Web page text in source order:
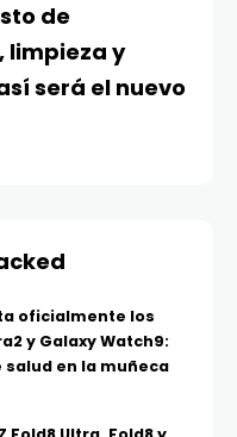
de
limpieza y
será el nuevo
oficialmente los
y Galaxy Watch9:
salud en la muñeca